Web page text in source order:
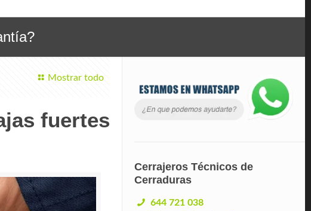
Mostrar todo
fuertes
Cerrajeros Técnicos de
Cerraduras
644 721 038